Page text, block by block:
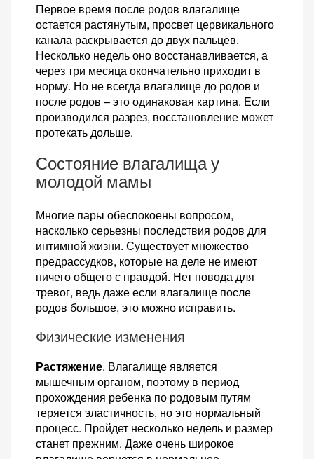
Первое время после родов влагалище
остается растянутым, просвет цервикального
канала раскрывается до двух пальцев.
Несколько недель оно восстанавливается, а
через три месяца окончательно приходит в
норму. Но не всегда влагалище до родов и
после родов – это одинаковая картина. Если
производился разрез, восстановление может
протекать дольше.
Состояние влагалища у
молодой мамы
Многие пары обеспокоены вопросом,
насколько серьезны последствия родов для
интимной жизни. Существует множество
предрассудков, которые на деле не имеют
ничего общего с правдой. Нет повода для
тревог, ведь даже если влагалище после
родов большое, это можно исправить.
Физические изменения
Растяжение. Влагалище является
мышечным органом, поэтому в период
прохождения ребенка по родовым путям
теряется эластичность, но это нормальный
процесс. Пройдет несколько недель и размер
станет прежним. Даже очень широкое